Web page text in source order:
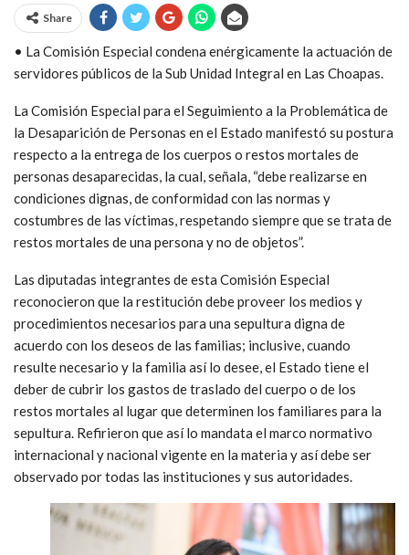
Share
• La Comisión Especial condena enérgicamente la actuación de
servidores públicos de la Sub Unidad Integral en Las Choapas.
La Comisión Especial para el Seguimiento a la Problemática de
la Desaparición de Personas en el Estado manifestó su postura
respecto a la entrega de los cuerpos o restos mortales de
personas desaparecidas, la cual, señala, “debe realizarse en
condiciones dignas, de conformidad con las normas y
costumbres de las víctimas, respetando siempre que se trata de
restos mortales de una persona y no de objetos”.
Las diputadas integrantes de esta Comisión Especial
reconocieron que la restitución debe proveer los medios y
procedimientos necesarios para una sepultura digna de
acuerdo con los deseos de las familias; inclusive, cuando
resulte necesario y la familia así lo desee, el Estado tiene el
deber de cubrir los gastos de traslado del cuerpo o de los
restos mortales al lugar que determinen los familiares para la
sepultura. Refirieron que así lo mandata el marco normativo
internacional y nacional vigente en la materia y así debe ser
observado por todas las instituciones y sus autoridades.